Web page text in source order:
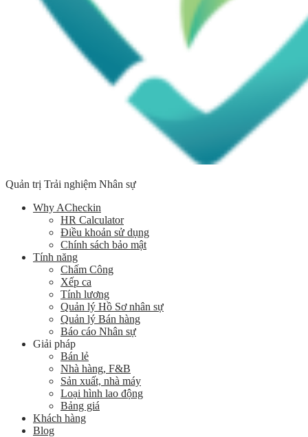
Quản trị Trải nghiệm Nhân sự
Why ACheckin
HR Calculator
Điều khoản sử dụng
Chính sách bảo mật
Tính năng
Chấm Công
Xếp ca
Tính lương
Quản lý Hồ Sơ nhân sự
Quản lý Bán hàng
Báo cáo Nhân sự
Giải pháp
Bán lẻ
Nhà hàng, F&B
Sản xuất, nhà máy
Loại hình lao động
Bảng giá
Khách hàng
Blog